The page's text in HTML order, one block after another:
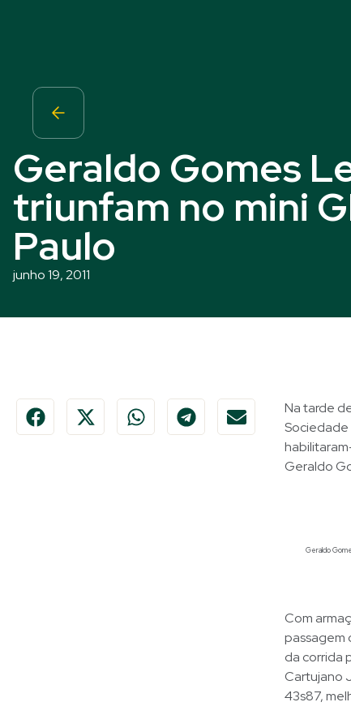
Geraldo Gomes
triunfam no mini
Paulo
junho 19, 2011
Na tarde
Sociedade
Geraldo
Geraldo
Com
passagem
da corrida
Cartujano
43s87,